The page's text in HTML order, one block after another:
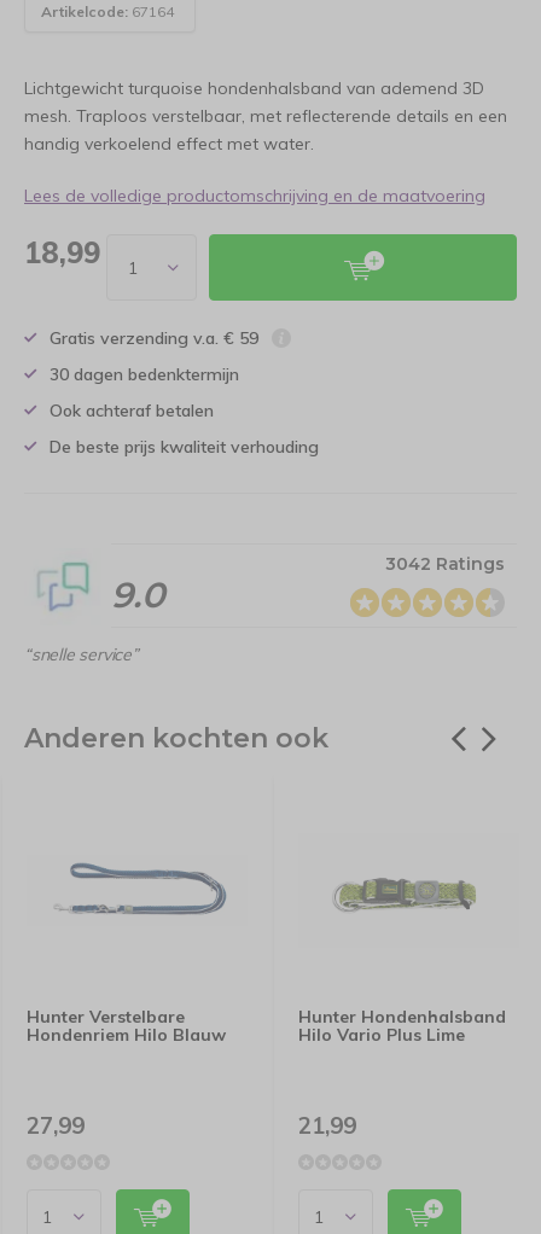
Artikelcode: 67164
Lichtgewicht turquoise hondenhalsband van ademend 3D
mesh. Traploos verstelbaar, met reflecterende details en een
handig verkoelend effect met water.
Lees de volledige productomschrijving en de maatvoering
18,99
Gratis verzending v.a. € 59
30 dagen bedenktermijn
Ook achteraf betalen
De beste prijs kwaliteit verhouding
9.0
3042 Ratings
“snelle service”
Anderen kochten ook
Hunter Verstelbare
Hondenriem Hilo Blauw
27,99
Hunter Hondenhalsband
Hilo Vario Plus Lime
21,99